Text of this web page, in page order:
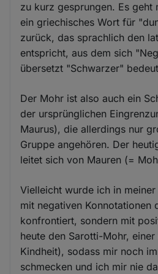
zu kurz gesprungen. Es geht
ein griechisches Wort für
zurück, das sprachlich den
entspricht, aus dem sich
übersetzt "Schwarzer"
Der Mohr ist also auch ein
der ursprünglichen
Maurus), die allerdings nur
Gruppe angehören. Der
leitet sich von Mauren (=
Vielleicht wurde ich in
mit negativen Konnotationen
konfrontiert, sondern mit
heute den Sarotti-Mohr,
Kindheit), sodass mir noch
schmecken und ich mir nie